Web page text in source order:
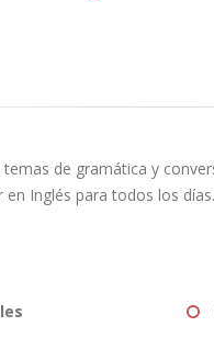
de gramática y
Inglés para todos los